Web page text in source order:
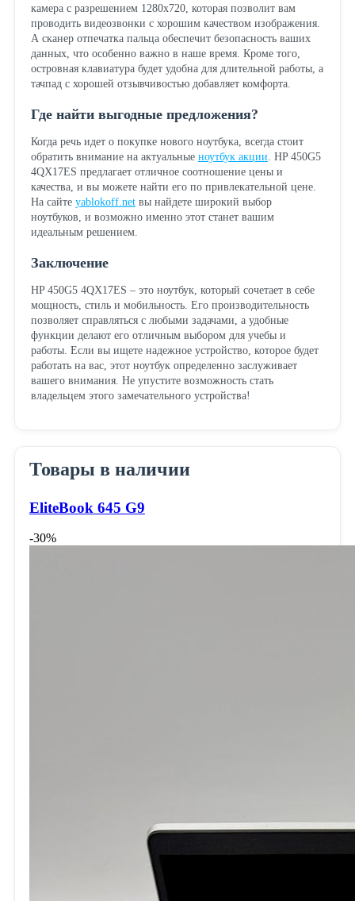
камера с разрешением 1280x720, которая позволит вам
проводить видеозвонки с хорошим качеством изображения.
А сканер отпечатка пальца обеспечит безопасность ваших
данных, что особенно важно в наше время. Кроме того,
островная клавиатура будет удобна для длительной работы, а
тачпад с хорошей отзывчивостью добавляет комфорта.
Где найти выгодные предложения?
Когда речь идет о покупке нового ноутбука, всегда стоит
обратить внимание на актуальные ноутбук акции . HP 450G5
4QX17ES предлагает отличное соотношение цены и
качества, и вы можете найти его по привлекательной цене.
На сайте yablokoff.netвы найдете широкий выбор
ноутбуков, и возможно именно этот станет вашим
идеальным решением.
Заключение
HP 450G5 4QX17ES – это ноутбук, который сочетает в себе
мощность, стиль и мобильность. Его производительность
позволяет справляться с любыми задачами, а удобные
функции делают его отличным выбором для учебы и
работы. Если вы ищете надежное устройство, которое будет
работать на вас, этот ноутбук определенно заслуживает
вашего внимания. Не упустите возможность стать
владельцем этого замечательного устройства!
Товары в наличии
EliteBook 645 G9
-30%